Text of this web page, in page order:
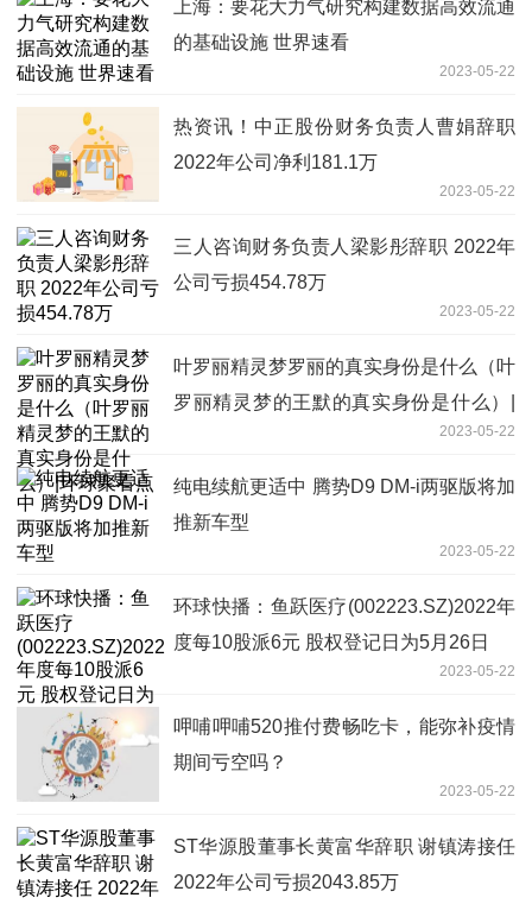
上海：要花大力气研究构建数据高效流通
的基础设施 世界速看
2023-05-22
热资讯！中正股份财务负责人曹娟辞职
2022年公司净利181.1万
2023-05-22
三人咨询财务负责人梁影彤辞职 2022年
公司亏损454.78万
2023-05-22
叶罗丽精灵梦罗丽的真实身份是什么（叶
罗丽精灵梦的王默的真实身份是什么）|
2023-05-22
纯电续航更适中 腾势D9 DM-i两驱版将加
推新车型
2023-05-22
环球快播：鱼跃医疗(002223.SZ)2022年
度每10股派6元 股权登记日为5月26日
2023-05-22
呷哺呷哺520推付费畅吃卡，能弥补疫情
期间亏空吗？
2023-05-22
ST华源股董事长黄富华辞职 谢镇涛接任
2022年公司亏损2043.85万